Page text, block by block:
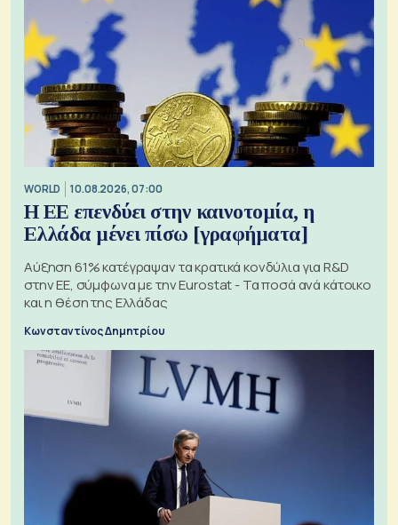
WORLD 10.08.2026, 07:00
Η ΕΕ επενδύει στην καινοτομία, η
Ελλάδα μένει πίσω [γραφήματα]
Αύξηση 61% κατέγραψαν τα κρατικά κονδύλια για R&D
στην ΕΕ, σύμφωνα με την Eurostat - Τα ποσά ανά κάτοικο
και η θέση της Ελλάδας
Κωνσταντίνος Δημητρίου